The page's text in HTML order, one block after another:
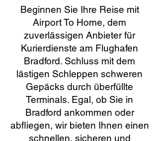
Beginnen Sie Ihre Reise mit
Airport To Home, dem
zuverlässigen Anbieter für
Kurierdienste am Flughafen
Bradford. Schluss mit dem
lästigen Schleppen schweren
Gepäcks durch überfüllte
Terminals. Egal, ob Sie in
Bradford ankommen oder
abfliegen, wir bieten Ihnen einen
schnellen, sicheren und